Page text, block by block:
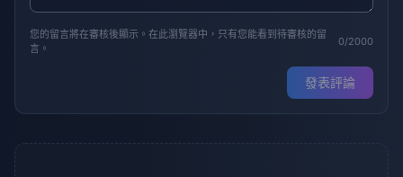
您的留言將在審核後顯示。在此瀏覽器中，只有您能看到待審核的留
言。
0/2000
發表評論